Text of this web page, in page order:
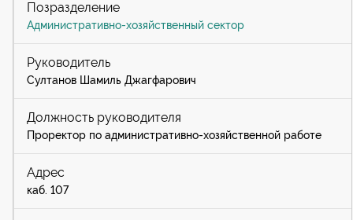
Административно-хозяйственный сектор
Султанов Шамиль Джагфарович
Проректор по административно-хозяйственной работе
каб. 107